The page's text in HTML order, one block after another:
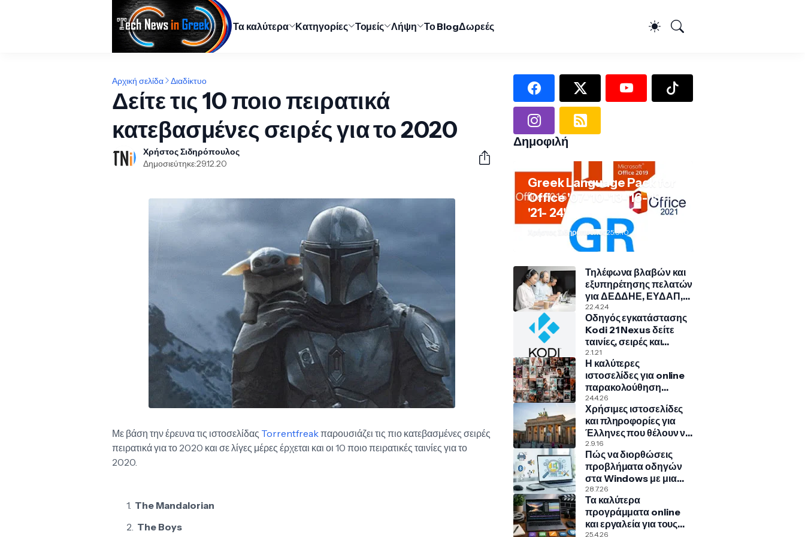
Τα καλύτερα Κατηγορίες Τομείς Λήψη Το BlogΔωρεές
Αρχική σελίδα Διαδίκτυο
Δείτε τις 10 ποιο πειρατικά
κατεβασμένες σειρές για το 2020
Χρήστος Σιδηρόπουλος
Δημοσιεύτηκε:29.12.20
Με βάση την έρευνα τις ιστοσελίδας Torrentfreakπαρουσιάζει τις πιο κατεβασμένες σειρές
πειρατικά για το 2020 και σε λίγες μέρες έρχεται και οι 10 ποιο πειρατικές ταινίες για το
2020.
The Mandalorian
The Boys
Δημοφιλή
Greek Language Pack for
Office '07-'10-'13-'16-'19-
'21- 24'
Χρήστος Σιδηρόπουλος 25.9.10
Τηλέφωνα βλαβών και
εξυπηρέτησης πελατών
για ΔΕΔΔΗΕ, ΕΥΔΑΠ,
ΠΑ.ΣΥ.ΠΕ., COSMOTE,
NOVA, VODAFONE
22.4.24
Οδηγός εγκατάστασης
Kodi 21 Nexus δείτε
ταινίες, σειρές και
πολλά άλλα!
2.1.21
Η καλύτερες
ιστοσελίδες για online
παρακολούθηση
ταινιών, σειρών,
ντοκιμαντέρ, παιδικά
24.4.26
Χρήσιμες ιστοσελίδες
και πληροφορίες για
Έλληνες που θέλουν να
μεταναστεύσουν στην
Γερμανία
2.9.16
Πώς να διορθώσεις
προβλήματα οδηγών
στα Windows με μια
κρυφή εντολή
28.7.26
Τα καλύτερα
προγράμματα online
και εργαλεία για τους
25.4.26